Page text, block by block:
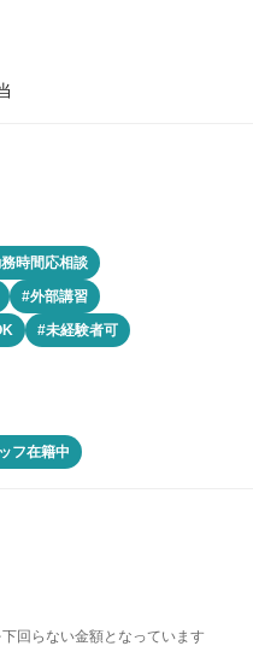
時間応相談
#外部講習
#未経験者可
フ在籍中
回らない金額となっています